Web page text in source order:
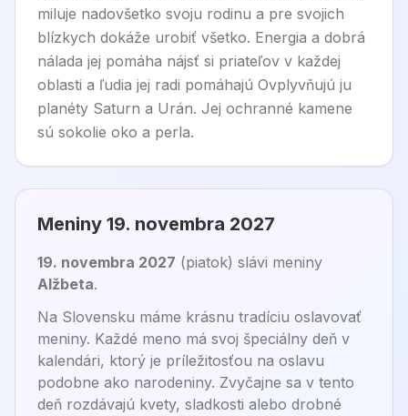
miluje nadovšetko svoju rodinu a pre svojich
blízkych dokáže urobiť všetko. Energia a dobrá
nálada jej pomáha nájsť si priateľov v každej
oblasti a ľudia jej radi pomáhajú Ovplyvňujú ju
planéty Saturn a Urán. Jej ochranné kamene
sú sokolie oko a perla.
Meniny 19. novembra 2027
19. novembra 2027 (piatok) slávi meniny
Alžbeta.
Na Slovensku máme krásnu tradíciu oslavovať
meniny. Každé meno má svoj špeciálny deň v
kalendári, ktorý je príležitosťou na oslavu
podobne ako narodeniny. Zvyčajne sa v tento
deň rozdávajú kvety, sladkosti alebo drobné